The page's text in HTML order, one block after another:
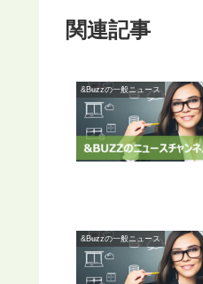
関連記事
&Buzzの一般ニュース
&Buzzの一般ニュース